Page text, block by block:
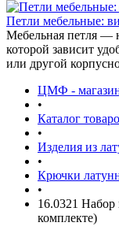
Петли мебельные:
Мебельная петля —
которой зависит
или другой
ЦМФ -
•
Каталог
•
Изделия из
•
Крючки
•
16.0321
комплекте)